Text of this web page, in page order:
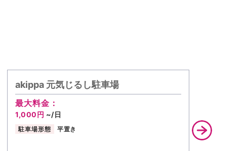
akippa 元気じるし駐車場
最大料金：
1,000円 ~/日
駐車場形態 平置き 駐車場形態